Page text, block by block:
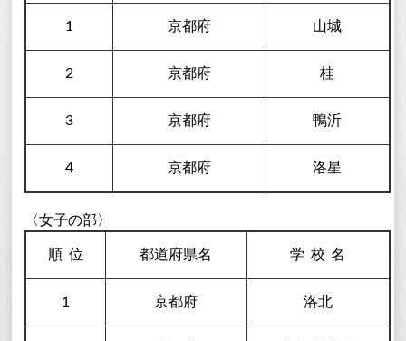
1 京都府 山城
2 京都府 桂
3 京都府 鴨沂
4 京都府 洛星
〈女子の部〉
順 位 都道府県名 学校名
1 京都府 洛北